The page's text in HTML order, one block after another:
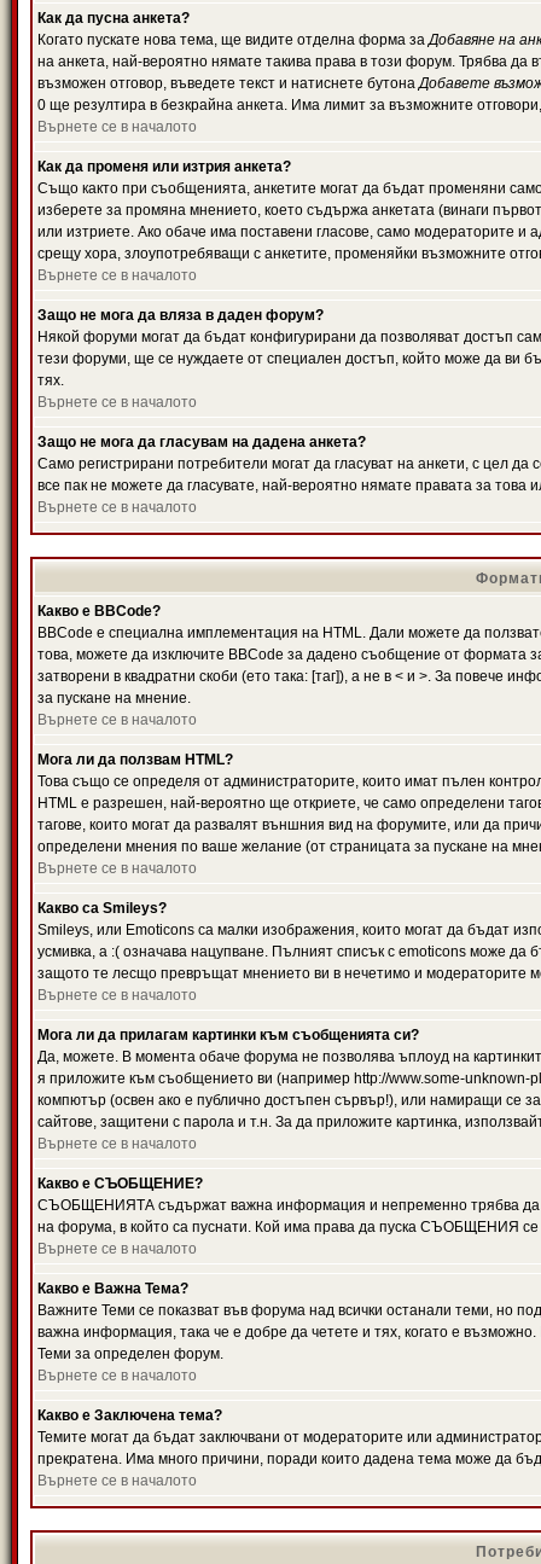
Как да пусна анкета?
Когато пускате нова тема, ще видите отделна форма заДобавяне на
на анкета, най-вероятно нямате такива права в този форум. Трябва да
възможен отговор, въведете текст и натиснете бутонаДобавете
0 ще резултира в безкрайна анкета. Има лимит за възможните
Върнете се в началото
Как да променя или изтрия анкета?
Също както при съобщенията, анкетите могат да бъдат променяни
изберете за промяна мнението, което съдържа анкетата (винаги
или изтриете. Ако обаче има поставени гласове, само модераторите и
срещу хора, злоупотребяващи с анкетите, променяйки възможните
Върнете се в началото
Защо не мога да вляза в даден форум?
Някой форуми могат да бъдат конфигурирани да позволяват достъп
тези форуми, ще се нуждаете от специален достъп, който може да ви
тях.
Върнете се в началото
Защо не мога да гласувам на дадена анкета?
Само регистрирани потребители могат да гласуват на анкети, с цел
все пак не можете да гласувате, най-вероятно нямате правата за това
Върнете се в началото
Какво е BBCode?
BBCode е специална имплементация на HTML. Дали можете да
това, можете да изключите BBCode за дадено съобщение от формата
затворени в квадратни скоби (ето така: [таг]), а не в < и >. За повече
за пускане на мнение.
Върнете се в началото
Мога ли да ползвам HTML?
Това също се определя от администраторите, които имат пълен
HTML е разрешен, най-вероятно ще откриете, че само определени
тагове, които могат да развалят външния вид на форумите, или да
определени мнения по ваше желание (от страницата за пускане на
Върнете се в началото
Какво са Smileys?
Smileys, или Emoticons са малки изображения, които могат да бъдат
усмивка, а :( означава нацупване. Пълният списък с emoticons може да
защото те лесщо превръщат мнението ви в нечетимо и модераторите
Върнете се в началото
Мога ли да прилагам картинки към съобщенията си?
Да, можете. В момента обаче форума не позволява ъплоуд на
я приложите към съобщението ви (например http://www.some-
компютър (освен ако е публично достъпен сървър!), или намиращи се
сайтове, защитени с парола и т.н. За да приложите картинка,
Върнете се в началото
Какво е СЪОБЩЕНИЕ?
СЪОБЩЕНИЯТА съдържат важна информация и непременно трябва да
на форума, в който са пуснати. Кой има права да пуска СЪОБЩЕНИЯ се
Върнете се в началото
Какво е Важна Тема?
Важните Теми се показват във форума над всички останали теми,
важна информация, така че е добре да четете и тях, когато е
Теми за определен форум.
Върнете се в началото
Какво е Заключена тема?
Темите могат да бъдат заключвани от модераторите или
прекратена. Има много причини, поради които дадена тема може да
Върнете се в началото